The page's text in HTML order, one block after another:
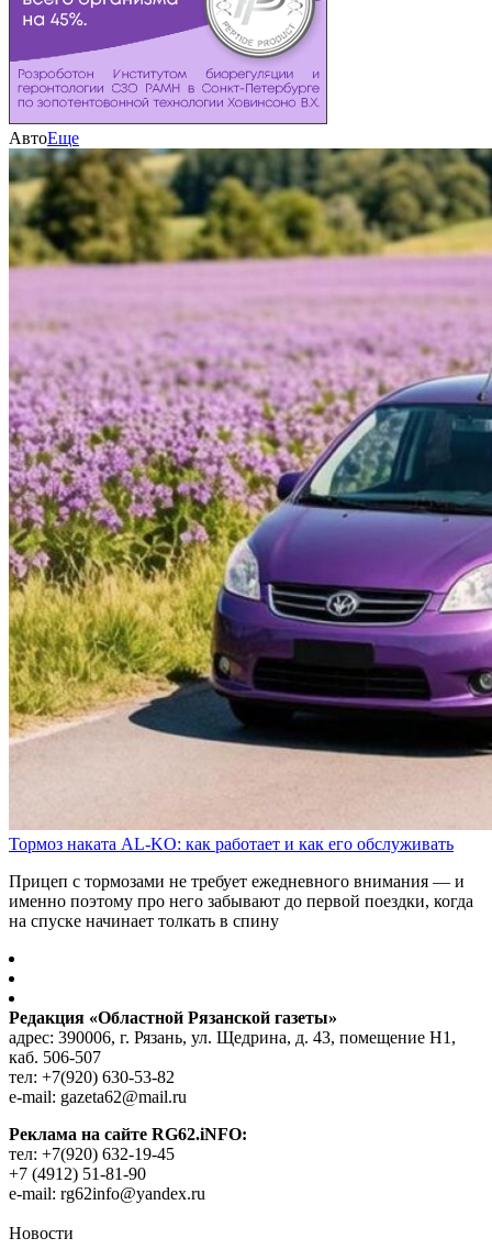
АвтоЕще
Тормоз наката AL-KO: как работает и как его обслуживать
Прицеп с тормозами не требует ежедневного внимания — и
именно поэтому про него забывают до первой поездки, когда
на спуске начинает толкать в спину
Редакция «Областной Рязанской газеты»
адрес: 390006, г. Рязань, ул. Щедрина, д. 43, помещение Н1,
каб. 506-507
тел: +7(920) 630-53-82
e-mail: gazeta62@mail.ru
Реклама на сайте RG62.iNFO:
тел: +7(920) 632-19-45
+7 (4912) 51-81-90
e-mail: rg62info@yandex.ru
Новости